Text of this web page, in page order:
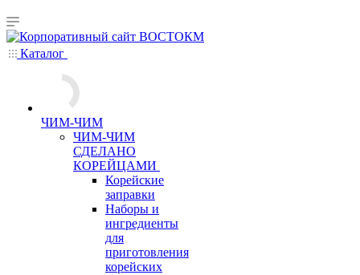
Каталог
ЧИМ-ЧИМ
ЧИМ-ЧИМ
СДЕЛАНО
КОРЕЙЦАМИ
Корейские
заправки
Наборы и
ингредиенты
для
приготовления
корейских